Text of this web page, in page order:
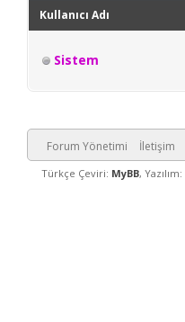
Kullanıcı Adı
Sistem
Forum Yönetimi İletişim
Türkçe Çeviri: MyBB, Yazılım: